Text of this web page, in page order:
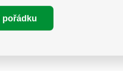
pevně sedí v ruce a
přenášet vyšší krouticí
jsou vyrobeny z prvotřídní
i korozi. Sada obsahuje:
Detail produktu
pořádku